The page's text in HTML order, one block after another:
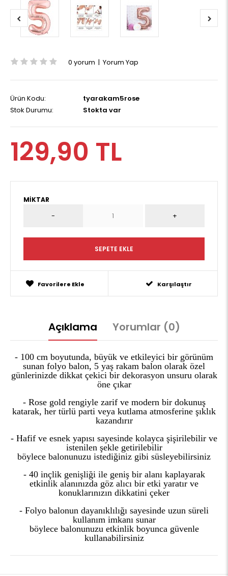
0 yorum | Yorum Yap
Ürün Kodu:
tyarakam5rose
Stok Durumu:
Stokta var
129,90 TL
MIKTAR
Favorilere Ekle Karşılaştır
Açıklama Yorumlar (0)
- 100 cm boyutunda, büyük ve etkileyici bir görünüm
sunan folyo balon, 5 yaş rakam balon olarak özel
günlerinizde dikkat çekici bir dekorasyon unsuru olarak
öne çıkar
- Rose gold rengiyle zarif ve modern bir dokunuş
katarak, her türlü parti veya kutlama atmosferine şıklık
kazandırır
- Hafif ve esnek yapısı sayesinde kolayca şişirilebilir ve
istenilen şekle getirilebilir
böylece balonunuzu istediğiniz gibi süsleyebilirsiniz
- 40 inçlik genişliği ile geniş bir alanı kaplayarak
etkinlik alanınızda göz alıcı bir etki yaratır ve
konuklarınızın dikkatini çeker
- Folyo balonun dayanıklılığı sayesinde uzun süreli
kullanım imkanı sunar
böylece balonunuzu etkinlik boyunca güvenle
kullanabilirsiniz